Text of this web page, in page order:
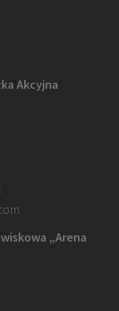
Akcyjna
„Arena